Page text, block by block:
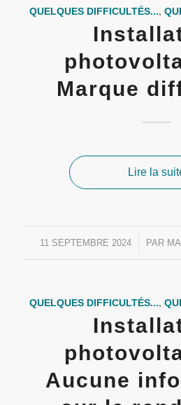
QUELQUES DIFFICULTÉS...,
Marque
Lire la
11 SEPTEMBRE 2024
/ PAR
QUELQUES DIFFICULTÉS...,
Aucune